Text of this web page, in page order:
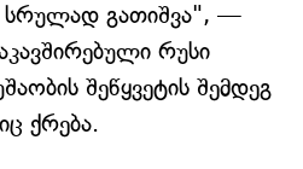
სრულად გათიშვა", —
რუსი
შეწყვეტის შემდეგ
ქრება.